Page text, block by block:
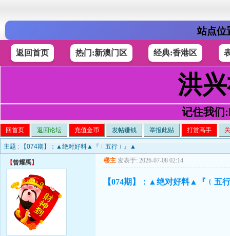
站点位
返回首页 热门:新澳门区 经典:香港区
洪
记住我们
回首页 返回论坛 充值金币 发帖赚钱 举报此贴 打赏高手
主题 : 【074期】：▲绝对好料▲『﹛五行﹜』▲
【曾耀禹】 楼主 发表于: 2026-07-08 02:14
【074期】：▲绝对好料▲『﹛五